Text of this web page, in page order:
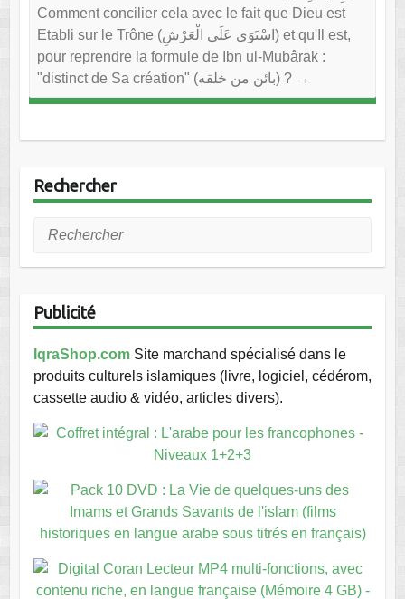
Comment concilier cela avec le fait que Dieu est
Etabli sur le Trône (اسْتَوَى عَلَى الْعَرْشِ) et qu'Il est,
pour reprendre la formule de Ibn ul-Mubârak :
"distinct de Sa création" (بائن من خلقه) ? →
Rechercher
Rechercher
Publicité
IqraShop.comSite marchand spécialisé dans le
produits culturels islamiques (livre, logiciel, cédérom,
cassette audio & vidéo, articles divers).